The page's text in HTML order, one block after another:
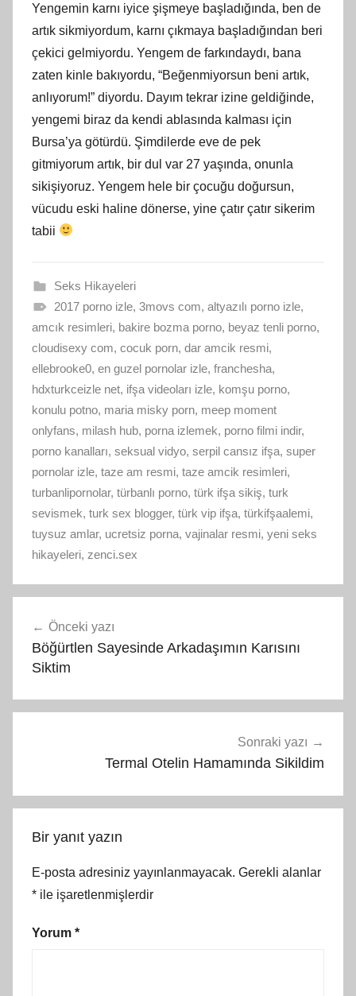
Yengemin karnı iyice şişmeye başladığında, ben de
artık sikmiyordum, karnı çıkmaya başladığından beri
çekici gelmiyordu. Yengem de farkındaydı, bana
zaten kinle bakıyordu, “Beğenmiyorsun beni artık,
anlıyorum!” diyordu. Dayım tekrar izine geldiğinde,
yengemi biraz da kendi ablasında kalması için
Bursa’ya götürdü. Şimdilerde eve de pek
gitmiyorum artık, bir dul var 27 yaşında, onunla
sikişiyoruz. Yengem hele bir çocuğu doğursun,
vücudu eski haline dönerse, yine çatır çatır sikerim
tabii
Seks Hikayeleri
2017 porno izle, 3movs com, altyazılı porno izle,
amcık resimleri, bakire bozma porno, beyaz tenli porno,
cloudisexy com, cocuk porn, dar amcik resmi,
ellebrooke0, en guzel pornolar izle, franchesha,
hdxturkceizle net, ifşa videoları izle, komşu porno,
konulu potno, maria misky porn, meep moment
onlyfans, milash hub, porna izlemek, porno filmi indir,
porno kanalları, seksual vidyo, serpil cansız ifşa, super
pornolar izle, taze am resmi, taze amcik resimleri,
turbanlipornolar, türbanlı porno, türk ifşa sikiş, turk
sevismek, turk sex blogger, türk vip ifşa, türkifşaalemi,
tuysuz amlar, ucretsiz porna, vajinalar resmi, yeni seks
hikayeleri, zenci.sex
gezinmesi
Önceki yazı
Böğürtlen Sayesinde Arkadaşımın Karısını
Siktim
Sonraki yazı
Termal Otelin Hamamında Sikildim
Bir yanıt yazın
E-posta adresiniz yayınlanmayacak. Gerekli alanlar
* ile işaretlenmişlerdir
Yorum *